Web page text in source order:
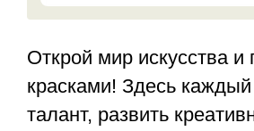
Открой мир искусства и
красками! Здесь
талант, развить